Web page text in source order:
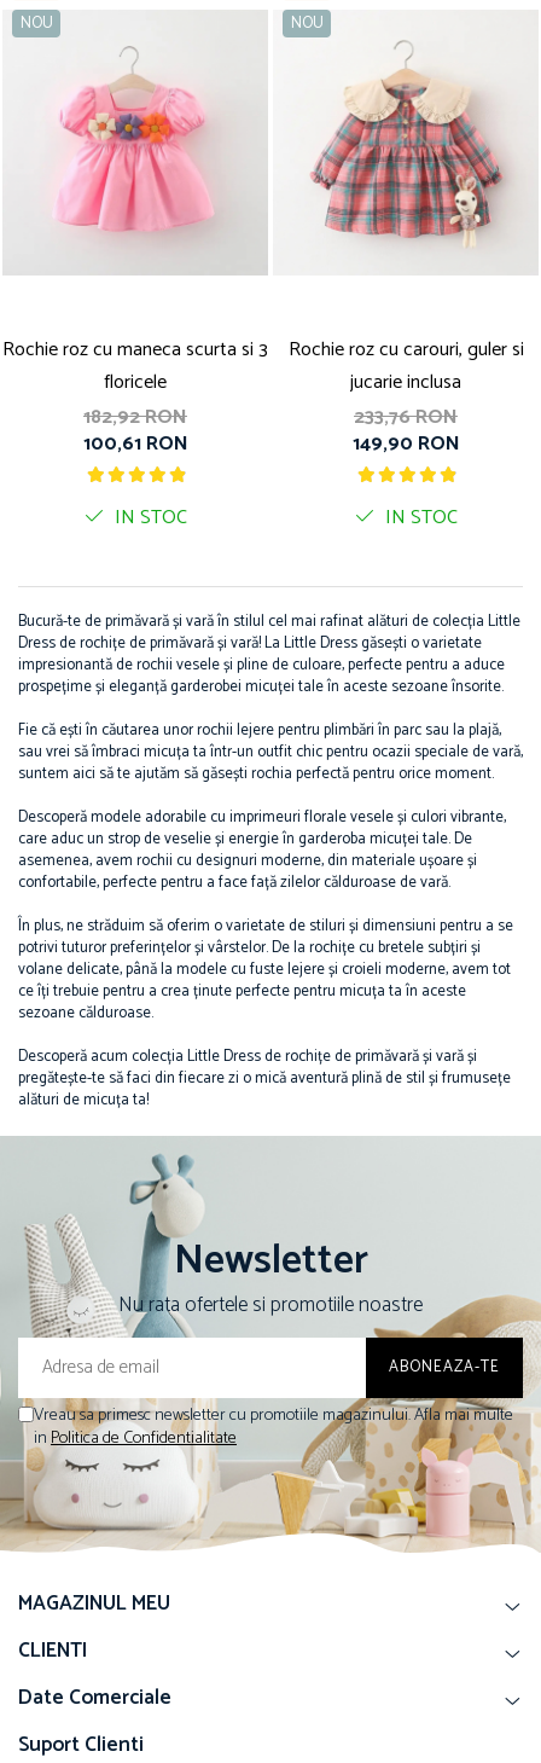
NOU
Rochie roz cu maneca scurta si 3
floricele
182,92 RON
100,61 RON
IN STOC
NOU
Rochie roz cu carouri, guler si
jucarie inclusa
233,76 RON
149,90 RON
IN STOC
Bucură-te de primăvară și vară în stilul cel mai rafinat alături de colecția Little
Dress de rochițe de primăvară și vară! La Little Dress găsești o varietate
impresionantă de rochii vesele și pline de culoare, perfecte pentru a aduce
prospețime și eleganță garderobei micuței tale în aceste sezoane însorite.
Fie că ești în căutarea unor rochii lejere pentru plimbări în parc sau la plajă,
sau vrei să îmbraci micuța ta într-un outfit chic pentru ocazii speciale de vară,
suntem aici să te ajutăm să găsești rochia perfectă pentru orice moment.
Descoperă modele adorabile cu imprimeuri florale vesele și culori vibrante,
care aduc un strop de veselie și energie în garderoba micuței tale. De
asemenea, avem rochii cu designuri moderne, din materiale ușoare și
confortabile, perfecte pentru a face față zilelor călduroase de vară.
În plus, ne străduim să oferim o varietate de stiluri și dimensiuni pentru a se
potrivi tuturor preferințelor și vârstelor. De la rochițe cu bretele subțiri și
volane delicate, până la modele cu fuste lejere și croieli moderne, avem tot
ce îți trebuie pentru a crea ținute perfecte pentru micuța ta în aceste
sezoane călduroase.
Descoperă acum colecția Little Dress de rochițe de primăvară și vară și
pregătește-te să faci din fiecare zi o mică aventură plină de stil și frumusețe
alături de micuța ta!
Newsletter
Nu rata ofertele si promotiile noastre
Vreau sa primesc newsletter cu promotiile magazinului. Afla mai multe
inPolitica de Confidentialitate
MAGAZINUL MEU
CLIENTI
Date Comerciale
Suport Clienti